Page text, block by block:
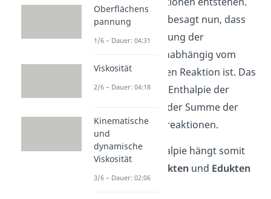
DerSatz von Hess
besagt nun, dass
die Enthalpieänderung der
Gesamtreaktion unabhängig vom
Weg der chemischen Reaktion ist. Das
heißt, die gesamte Enthalpie der
Reaktion ist gleich der Summe der
Enthalpien der Teilreaktionen.
Die Reaktionsenthalpie hängt somit
Produkten und Edukten
ab.
Oberflächens
pannung
1/6 – Dauer: 04:31
Viskosität
2/6 – Dauer: 04:18
Kinematische
und
dynamische
Viskosität
3/6 – Dauer: 02:06